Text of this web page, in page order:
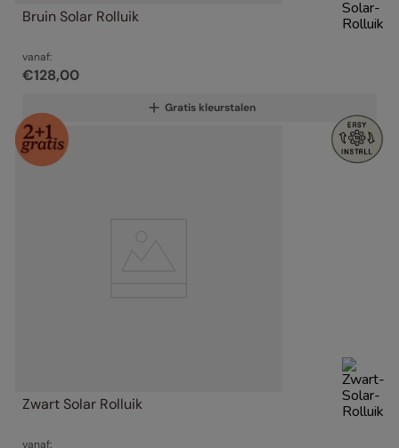
Bruin Solar Rolluik
vanaf:
€128,00
Gratis kleurstalen
Zwart Solar Rolluik
vanaf: